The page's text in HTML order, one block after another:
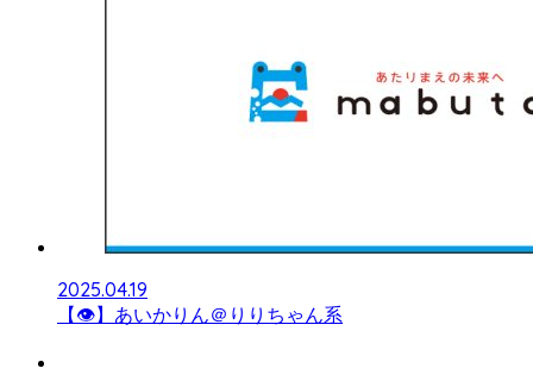
2025.04.19
【👁】あいかりん＠りりちゃん系